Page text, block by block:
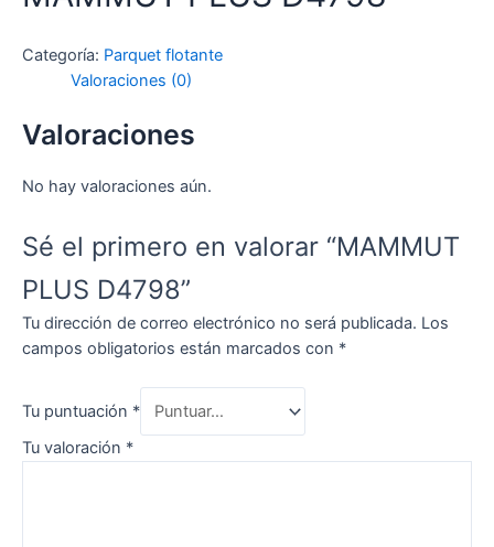
Categoría: Parquet flotante
Valoraciones (0)
Valoraciones
No hay valoraciones aún.
Sé el primero en valorar “MAMMUT
PLUS D4798”
Tu dirección de correo electrónico no será publicada. Los
campos obligatorios están marcados con *
Tu puntuación *
Tu valoración *